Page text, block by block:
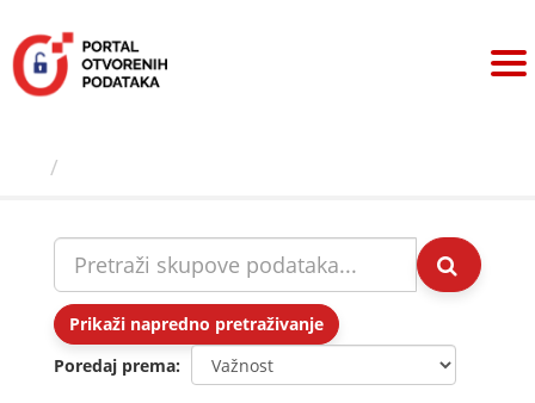
sadržaj
Prikaži napredno pretraživanje
Poredaj prema